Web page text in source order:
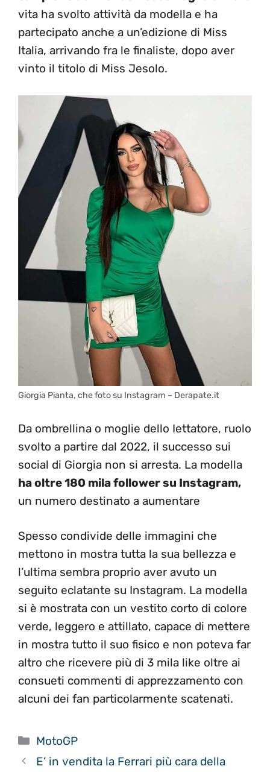
vita ha svolto attività da modella e ha
partecipato anche a un’edizione di Miss
Italia, arrivando fra le finaliste, dopo aver
vinto il titolo di Miss Jesolo.
Giorgia Pianta, che foto su Instagram – Derapate.it
Da ombrellina o moglie dello Iettatore, ruolo
svolto a partire dal 2022, il successo sui
social di Giorgia non si arresta. La modella
ha oltre 180 mila follower su Instagram,
un numero destinato a aumentare
Spesso condivide delle immagini che
mettono in mostra tutta la sua bellezza e
l’ultima sembra proprio aver avuto un
seguito eclatante su Instagram. La modella
si è mostrata con un vestito corto di colore
verde, leggero e attillato, capace di mettere
in mostra tutto il suo fisico e non poteva far
altro che ricevere più di 3 mila like oltre ai
consueti commenti di apprezzamento con
alcuni dei fan particolarmente scatenati.
Categorie
MotoGP
E’ in vendita la Ferrari più cara della